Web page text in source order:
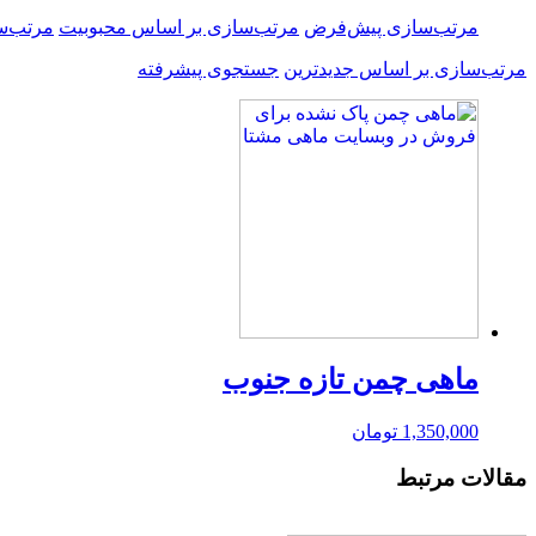
مرتب‌سازی پیش‌فرض مرتب‌سازی بر اساس محبوبیت
مرتب‌سازی بر اساس جدیدترین جستجوی پیشرفته
ماهی چمن تازه جنوب
1,350,000 تومان
مقالات مرتبط